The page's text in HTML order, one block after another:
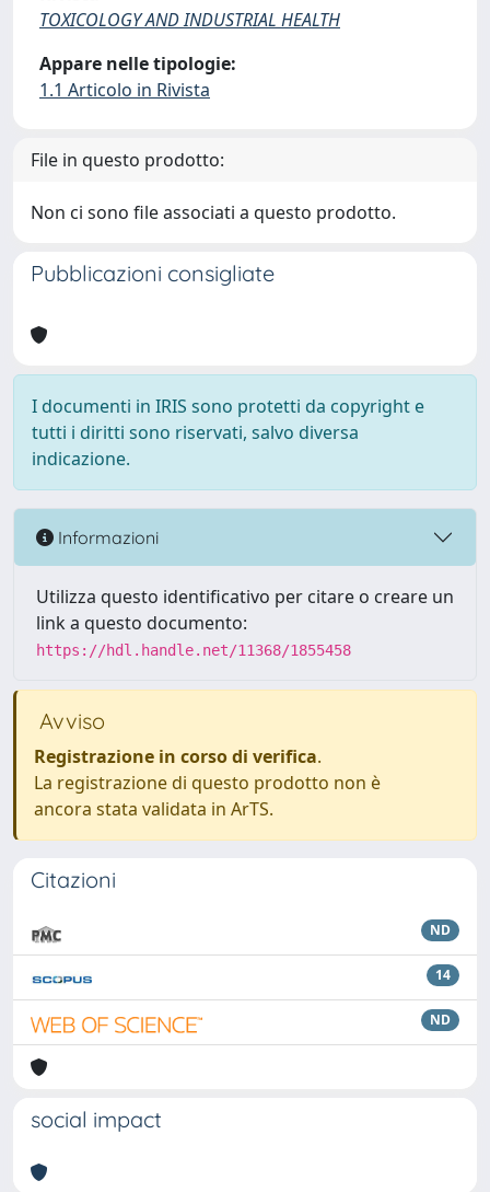
TOXICOLOGY AND INDUSTRIAL HEALTH
Appare nelle tipologie:
1.1 Articolo in Rivista
File in questo prodotto:
Non ci sono file associati a questo prodotto.
Pubblicazioni consigliate
I documenti in IRIS sono protetti da copyright e
tutti i diritti sono riservati, salvo diversa
indicazione.
Informazioni
Utilizza questo identificativo per citare o creare un
link a questo documento:
https://hdl.handle.net/11368/1855458
Avviso
Registrazione in corso di verifica.
La registrazione di questo prodotto non è
ancora stata validata in ArTS.
Citazioni
ND
14
ND
social impact